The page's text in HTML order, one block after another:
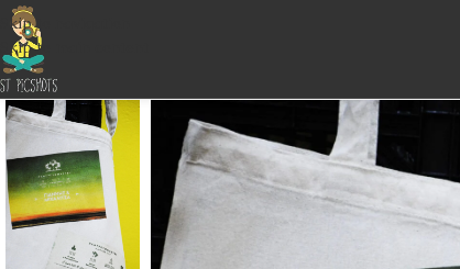
Skip to navigation
Skip to main content